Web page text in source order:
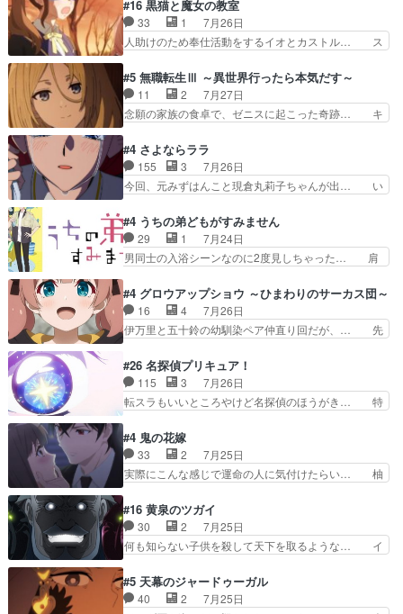
カノGirlfrien… 『アイドル伝説恋太郎ファミリ
ー』にて「ア… 安木路佐ウル子役で出演いたしま
したクォリ…
目的の為には人命も軽視するタイプの… 4つのス
キルが揃う。広い墓を捜索中、遼河… 村正はそん
なおどろおどろしいエピソードあ… 気持ちよくし
レベのアニメ制作を日本に奪… 予言で正体がバレ
る、もう騙し討ちは出来な… 村正の墓、アニメで
見ると一杯で怖いな。ア…
#16 黒猫と魔女の教室
33 1
7月26日
人助けのため奉仕活動をするイオとカストル… ス
とカストルの共通点は、魔法の制御が出… 椋鳥の
大群て…住民から迷惑がられてない？… キングコ
ングor進撃の巨人牡羊座のアルデ… スピカ・イ
オ・カストルという組み合わせ。… 有り余るパワ
みかたが雑になってきてるな… イキりカストルは
怖がりやったかあスピカな… 鏡の世界への突入と
新たな依頼サブタイトル…
#5 無職転生Ⅲ ～異世界行ったら本気だす～
11 2
7月27日
念願の家族の食卓で、ゼニスに起こった奇跡… キ
ナリーゼの悪魔の囁きwクリフとエリナ… 悪魔の
囁きやめてくださいwおい、1番重要… ゼニスも
感情が出てきてて良い方向に進んで… 第５話を
ABEMAで視聴しました。視聴に… クリフとエリ
相変わらずで草ルディ君釣り… ルーデウスにシル
フィエットとロキシーとの… 離れ離れになったり
別れがあったり絶望の大…
#4 さよならララ
155 3
7月26日
今回、元みずはんこと現倉丸莉子ちゃんが出… い
様とは...本当の愛とは...なんぞ… テンポの良いボ
ケとツッコミで笑わせつつ、… この作品、ストー
リーにも登場人物にも全く… 家で机に向かってる
時の貧乏ゆすりとか、ラ… お姉ちゃんと話せ
に、ララは何を思うのだ… 息をするかのように3
話まで視聴。2026… ララの王子様探しが本格的
に動き出した回。…
#4 うちの弟どもがすみません
29 1
7月24日
男同士の入浴シーンなのに2度見しちゃった… 肩
散歩って逃げるよね！糸と類を助けよう… 類の面
倒見るのが1番大変そう糸は誰とでも… 源くんを
甘えさせるまでの糸と周りの出来事… 源くん、甘
えちゃうぞ宣言。思ったよりラブ… 糸ちゃんのま
目的を忘れてますますヤング… でも央太と親しく
するのは嫌。世話を拒んで… ゴメス（カエル）外
で散歩させてたのか(*…
#4 グロウアップショウ ～ひまわりのサーカス団～
16 4
7月26日
伊万里と五十鈴の幼馴染ペア仲直り回だが、… 先
や、これ素晴らしいコメディアニメだな。… 水着
回なのにビキニじゃない！これは時代背… 今回は
推しの吾野伊万里ちゃん担当回。これ… 伊万里さ
んの手品回であり水着回ね。瑞佳ち… 売り上げが
タ教育のせいで瑞佳がヒモカス… 伊万里ちゃんの
人前での苦手意識を抱えなが… 第４話をｄアニメ
ストアで視聴しました。視…
#26 名探偵プリキュア！
115 3
7月26日
転スラもいいところやけど名探偵のほうがき… 特
なはプリキュア仲間には自分が未来から… の活
躍、敵を圧倒ってのはおおよその流れだ… キュア
エクレール初変身＆初戦闘。プリキュ… キュアエ
クレールは強いが力を制御できない… キュアエク
ッコロで始まってちょっ… バカおもろいやん
www実質まどマギやんけ… しかも実質的にエク
レールが倒したビルであ…
#4 鬼の花嫁
33 2
7月25日
実際にこんな感じで運命の人に気付けたらい… 柚
の花嫁は一見すると甘い夢、理想の天国… 玲夜さ
んのご両親の登場ですこの世に数多い… 玲夜のお
父さんが石田彰だったことに驚きを… 主人公自分
の立場わかって無さすぎやしまた… ヨミツガと
子にも優しいし可愛いしこの… ユキノさんから玲
夜の父親の話で、そのイメ… あやかしの頂点に立
#16 黄泉のツガイ
30 2
7月25日
何も知らない子供を殺して天下を取るような… イ
いバトル回の最後に、予想外の引きシン… これっ
て作者が描きたいのは"ユルの物語"… デラさんの
秘密がちょっとわかった回、正直… 左さんと刀持
#5 天幕のジャードゥーガル
40 2
7月25日